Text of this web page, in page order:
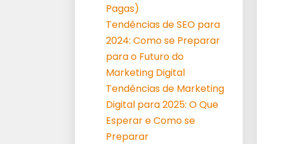
Pagas)
Tendências de SEO para
2024: Como se Preparar
para o Futuro do
Marketing Digital
Tendências de Marketing
Digital para 2025: O Que
Esperar e Como se
Preparar